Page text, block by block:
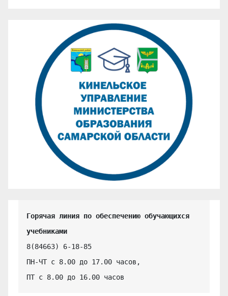
Горячая линия по обеспечению обучающихся
учебниками
8(84663) 6-18-85
ПН-ЧТ с 8.00 до 17.00 часов,
ПТ с 8.00 до 16.00 часов